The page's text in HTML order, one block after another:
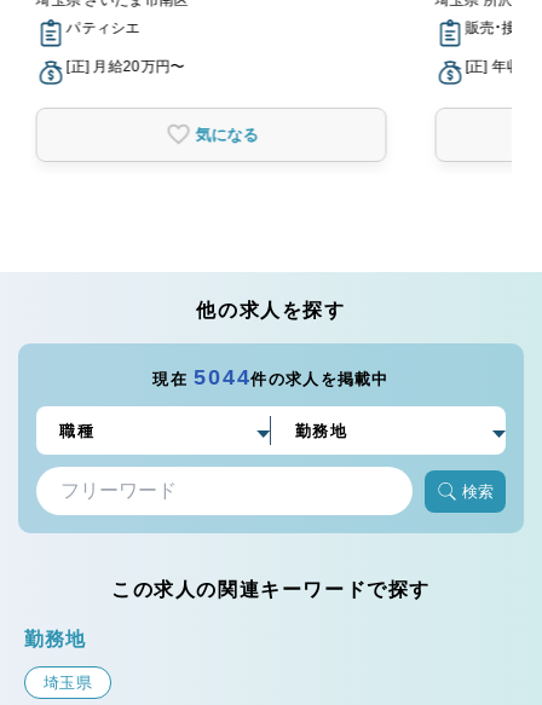
パティシエ
[正] 月給20万円〜
気になる
販売・接客
[正] 年収
他の求人を探す
現在5044件の求人を掲載中
検索
この求人の関連キーワードで探す
勤務地
埼玉県